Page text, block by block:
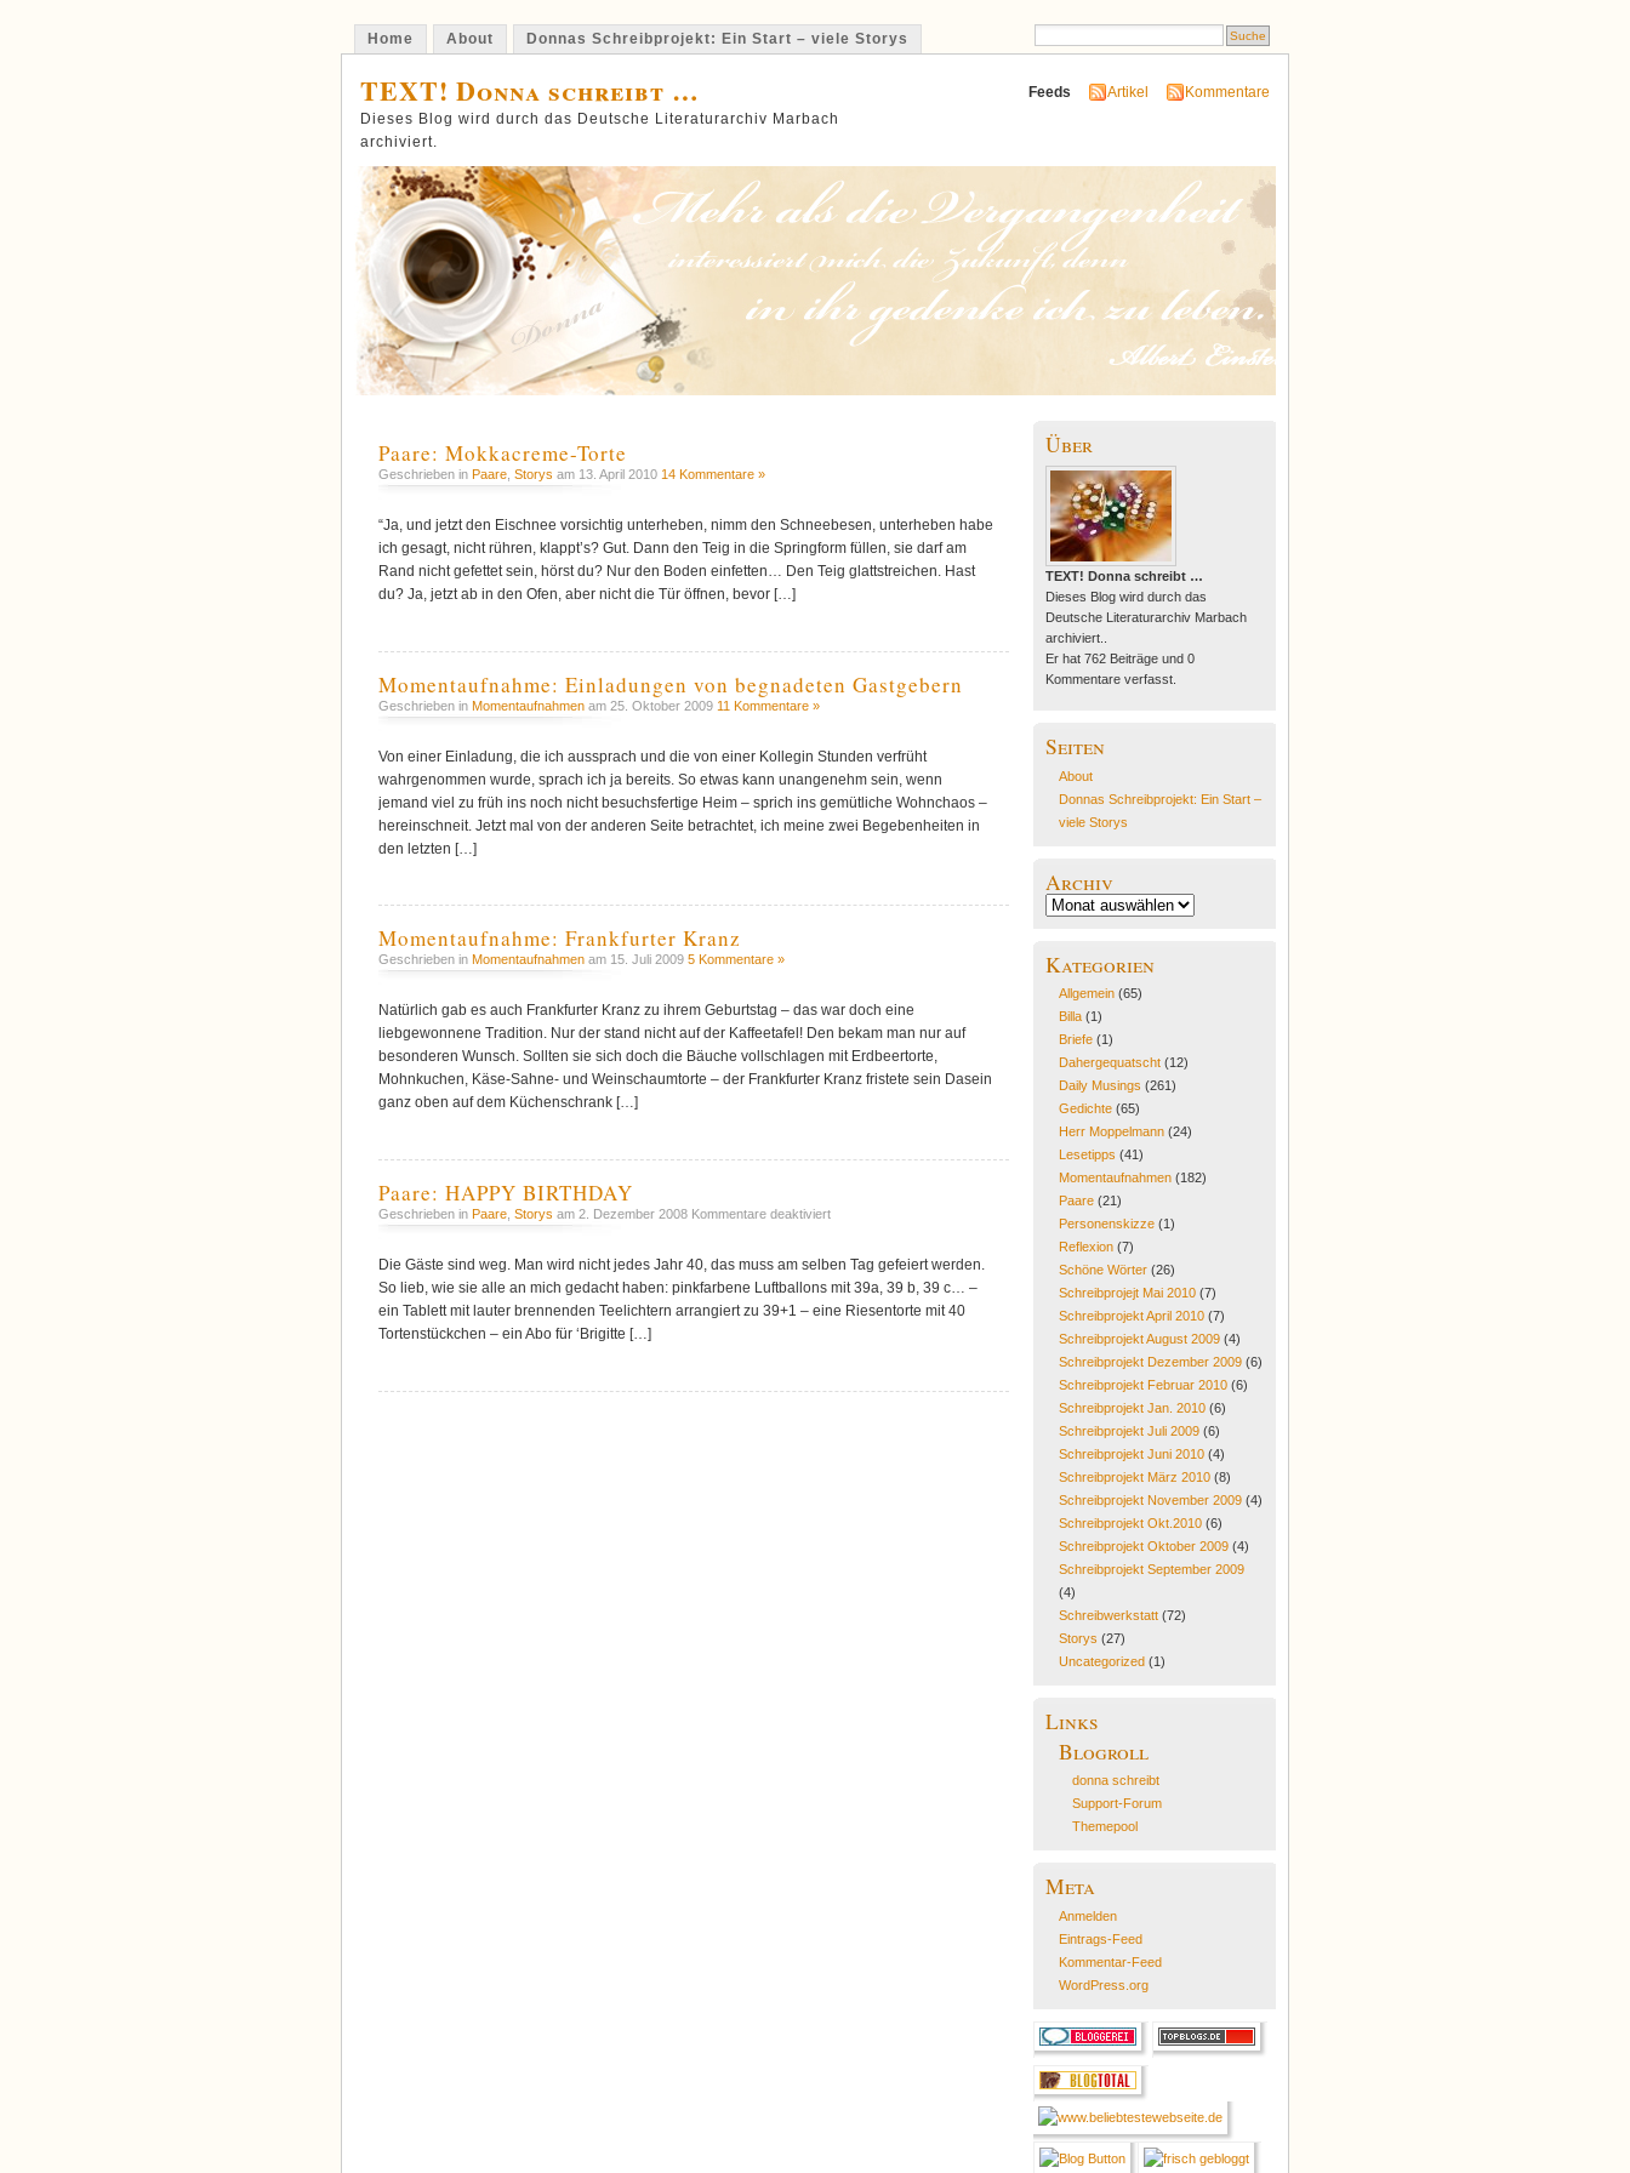
Home About Donnas Schreibprojekt: Ein Start – viele Storys
TEXT! Donna schreibt …
Dieses Blog wird durch das Deutsche Literaturarchiv Marbach
archiviert.
Feeds Artikel Kommentare
Paare: Mokkacreme-Torte
Geschrieben in Paare Storys am 13. April 2010 14 Kommentare »
“Ja, und jetzt den Eischnee vorsichtig unterheben, nimm den Schneebesen, unterheben habe
ich gesagt, nicht rühren, klappt’s? Gut. Dann den Teig in die Springform füllen, sie darf am
Rand nicht gefettet sein, hörst du? Nur den Boden einfetten… Den Teig glattstreichen. Hast
du? Ja, jetzt ab in den Ofen, aber nicht die Tür öffnen, bevor […]
Momentaufnahme: Einladungen von begnadeten Gastgebern
Geschrieben in Momentaufnahmen am 25. Oktober 2009 11 Kommentare »
Von einer Einladung, die ich aussprach und die von einer Kollegin Stunden verfrüht
wahrgenommen wurde, sprach ich ja bereits. So etwas kann unangenehm sein, wenn
jemand viel zu früh ins noch nicht besuchsfertige Heim – sprich ins gemütliche Wohnchaos –
hereinschneit. Jetzt mal von der anderen Seite betrachtet, ich meine zwei Begebenheiten in
den letzten […]
Momentaufnahme: Frankfurter Kranz
Geschrieben in Momentaufnahmen am 15. Juli 2009 5 Kommentare »
Natürlich gab es auch Frankfurter Kranz zu ihrem Geburtstag – das war doch eine
liebgewonnene Tradition. Nur der stand nicht auf der Kaffeetafel! Den bekam man nur auf
besonderen Wunsch. Sollten sie sich doch die Bäuche vollschlagen mit Erdbeertorte,
Mohnkuchen, Käse-Sahne- und Weinschaumtorte – der Frankfurter Kranz fristete sein Dasein
ganz oben auf dem Küchenschrank […]
Paare: HAPPY BIRTHDAY
Geschrieben in Paare Storys am 2. Dezember 2008 Kommentare deaktiviertfür
BIRTHDAY
Die Gäste sind weg. Man wird nicht jedes Jahr 40, das muss am selben Tag gefeiert werden.
So lieb, wie sie alle an mich gedacht haben: pinkfarbene Luftballons mit 39a, 39 b, 39 c… –
ein Tablett mit lauter brennenden Teelichtern arrangiert zu 39+1 – eine Riesentorte mit 40
Tortenstückchen – ein Abo für ‘Brigitte […]
Über
TEXT! Donna schreibt …
Dieses Blog wird durch das
Deutsche Literaturarchiv Marbach
archiviert..
Er hat 762 Beiträge und 0
Kommentare verfasst.
Seiten
About
Donnas Schreibprojekt: Ein Start –
viele Storys
Archiv
Archiv
Kategorien
Allgemein(65)
Billa(1)
Briefe(1)
Dahergequatscht(12)
Daily Musings (261)
Gedichte(65)
Herr Moppelmann(24)
Lesetipps (41)
Momentaufnahmen(182)
Paare(21)
Personenskizze(1)
Reflexion(7)
Schöne Wörter(26)
Schreibprojejt Mai 2010(7)
Schreibprojekt April 2010(7)
Schreibprojekt August 2009(4)
Schreibprojekt Dezember 2009(6)
Schreibprojekt Februar 2010(6)
Schreibprojekt Jan. 2010(6)
Schreibprojekt Juli 2009(6)
Schreibprojekt Juni 2010(4)
Schreibprojekt März 2010(8)
Schreibprojekt November 2009(4)
Schreibprojekt Okt.2010(6)
Schreibprojekt Oktober 2009(4)
Schreibprojekt September 2009
(4)
Schreibwerkstatt(72)
Storys (27)
Uncategorized (1)
Links
Blogroll
donna schreibt
Support-Forum
Themepool
Meta
Anmelden
Eintrags-Feed
Kommentar-Feed
WordPress.org